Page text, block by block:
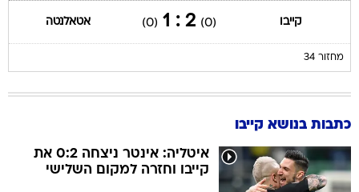
קייבו (0)
2 : 1
(0) אטאלנטה
מחזור 34
כתבות בנושא קייבו
איטליה: אינטר ניצחה 0:2 את
קייבו וחזרה למקום השלישי